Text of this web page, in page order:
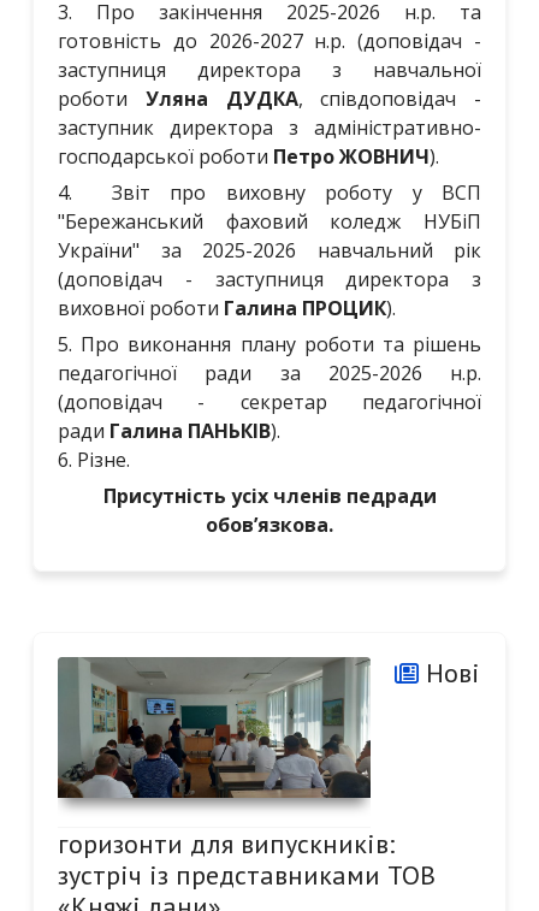
3. Про закінчення 2025-2026 н.р. та
готовність до 2026-2027 н.р. (доповідач -
заступниця директора з навчальної
роботи Уляна ДУДКА, співдоповідач -
заступник директора з адміністративно-
господарської роботи Петро ЖОВНИЧ).
4. Звіт про виховну роботу у ВСП
"Бережанський фаховий коледж НУБіП
України" за 2025-2026 навчальний рік
(доповідач - заступниця директора з
виховної роботи Галина ПРОЦИК).
5. Про виконання плану роботи та рішень
педагогічної ради за 2025-2026 н.р.
(доповідач - секретар педагогічної
ради Галина ПАНЬКІВ).
6. Різне.
Присутність усіх членів педради
обов’язкова.
Нові
горизонти для випускників:
зустріч із представниками ТОВ